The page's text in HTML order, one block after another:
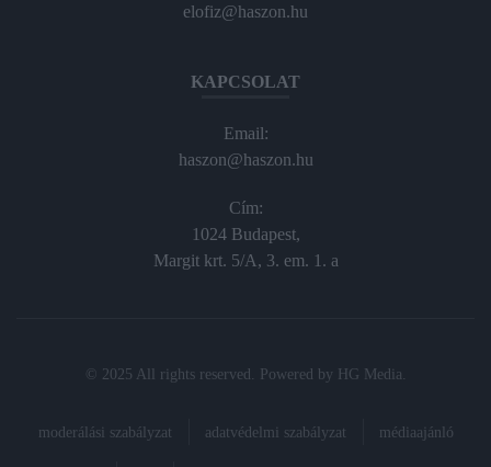
elofiz@haszon.hu
KAPCSOLAT
Email:
haszon@haszon.hu
Cím:
1024 Budapest,
Margit krt. 5/A, 3. em. 1. a
© 2025 All rights reserved. Powered by HG Media
moderálási szabályzat adatvédelmi szabályzat médiaajánló